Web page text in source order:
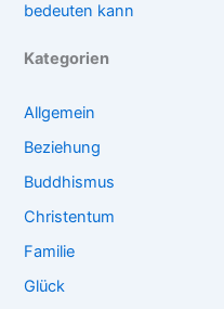
bedeuten kann
Kategorien
Allgemein
Beziehung
Buddhismus
Christentum
Familie
Glück